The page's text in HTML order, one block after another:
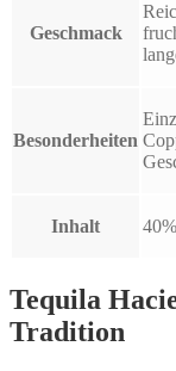
Geschmack
Besonderheiten
Inhalt
Tequila
Tradition